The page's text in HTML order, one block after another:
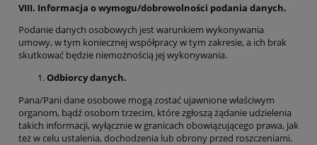
VIII. Informacja o wymogu/dobrowolności podania danych.
Podanie danych osobowych jest warunkiem wykonywania
umowy, w tym koniecznej współpracy w tym zakresie, a ich brak
skutkować będzie niemożnością jej wykonywania.
Odbiorcy danych.
Pana/Pani dane osobowe mogą zostać ujawnione właściwym
organom, bądź osobom trzecim, które zgłoszą żądanie udzielenia
takich informacji, wyłącznie w granicach obowiązującego prawa, jak
też w celu ustalenia, dochodzenia lub obrony przed roszczeniami.